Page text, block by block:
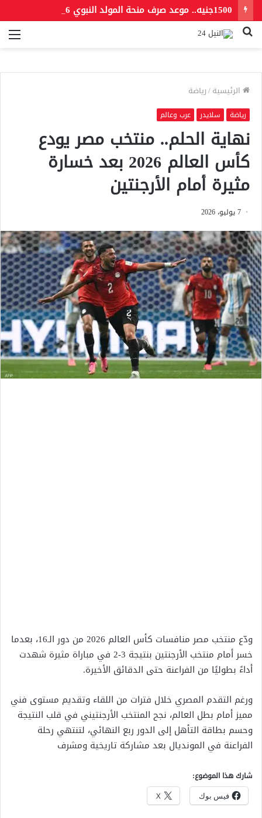
بحث
الرئيسية/رياضة
رياضة سلايدر عرب وعالم
نهاية الحلم.. منتخب مصر يودع
كأس العالم 2026 بعد خسارة
مثيرة أمام الأرجنتين
7 يوليو، 2026
ودّع منتخب مصر منافسات كأس العالم 2026 من دور الـ16، بعدما
خسر أمام منتخب الأرجنتين بنتيجة 3-2 في مباراة مثيرة شهدت
أداءً بطوليًا من الفراعنة حتى الدقائق الأخيرة.
ورغم التقدم المصري خلال فترات من اللقاء وتقديم مستوى فني
مميز أمام بطل العالم، نجح المنتخب الأرجنتيني في قلب النتيجة
وحسم بطاقة التأهل إلى الدور ربع النهائي، لتنتهي رحلة
الفراعنة في المونديال بعد مشاركة تاريخية ومشرف
شارك هذا الموضوع:
فيس بوك X